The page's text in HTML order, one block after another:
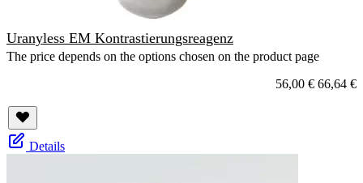
Uranyless EM Kontrastierungsreagenz
The price depends on the options chosen on the product page
56,00 € 66,64 €
Details